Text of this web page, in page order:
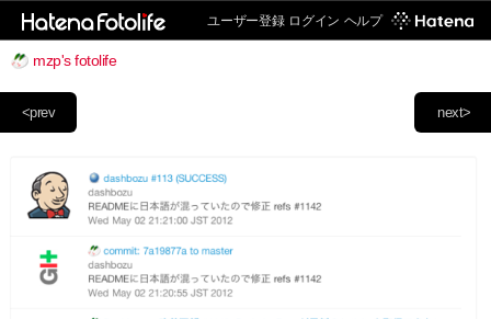
ユーザー登録 ログイン ヘルプ
mzp's fotolife
next>
<prev